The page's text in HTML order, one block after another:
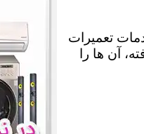
تعمیرات
آن ها را